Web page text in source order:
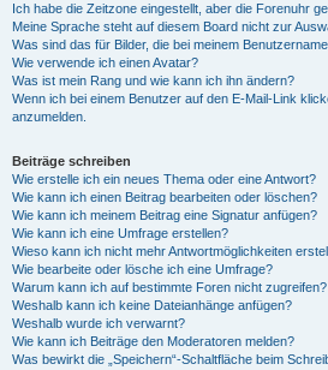
Ich habe die Zeitzone eingestellt, aber die Forenuhr
Meine Sprache steht auf diesem Board nicht zur
Was sind das für Bilder, die bei meinem
Wie verwende ich einen Avatar?
Was ist mein Rang und wie kann ich ihn ändern?
Wenn ich bei einem Benutzer auf den E-Mail-Link
anzumelden.
Beiträge schreiben
Wie erstelle ich ein neues Thema oder eine Antwort?
Wie kann ich einen Beitrag bearbeiten oder löschen?
Wie kann ich meinem Beitrag eine Signatur anfügen?
Wie kann ich eine Umfrage erstellen?
Wieso kann ich nicht mehr Antwortmöglichkeiten
Wie bearbeite oder lösche ich eine Umfrage?
Warum kann ich auf bestimmte Foren nicht zugreifen?
Weshalb kann ich keine Dateianhänge anfügen?
Weshalb wurde ich verwarnt?
Wie kann ich Beiträge den Moderatoren melden?
Was bewirkt die „Speichern“-Schaltfläche beim